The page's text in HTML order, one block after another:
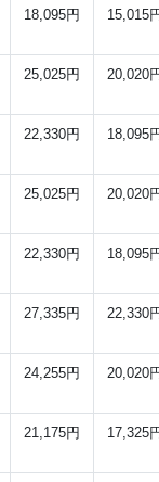
18,095円 15,015
25,025円 20,020
22,330円 18,095
25,025円 20,020
22,330円 18,095
27,335円 22,330
24,255円 20,020
21,175円 17,325